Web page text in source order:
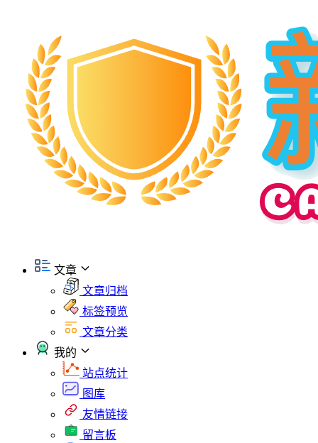
文章
文章归档
标签预览
文章分类
我的
站点统计
图库
友情链接
留言板